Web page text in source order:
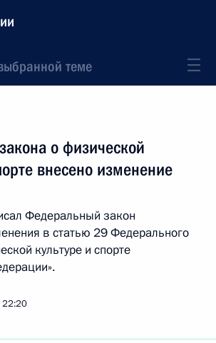
теме
о физической
внесено изменение
Федеральный закон
в статью 29 Федерального
культуре и спорте
22:20